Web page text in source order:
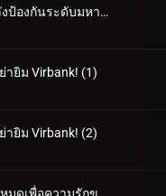
ตอนที่ 34 พลังป้องกันระดับมหากาพย์!
ายิม Virbank! (1)
ายิม Virbank! (2)